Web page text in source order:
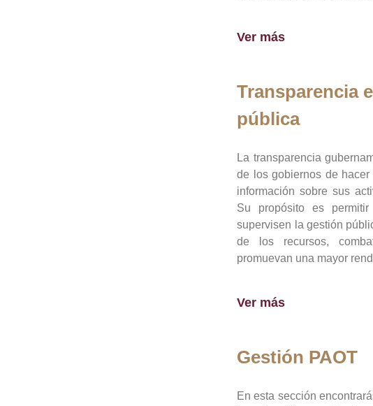
Ver más
Transparencia
pública
La transparencia
de los gobiernos de
información sobre sus
Su propósito es
supervisen la gestión
de los recursos,
promuevan una mayor
Ver más
Gestión PAOT
En esta sección